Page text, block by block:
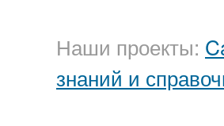
Наши проекты:
знаний и